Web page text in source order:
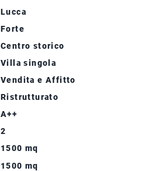
Lucca
Forte
Centro storico
Villa singola
Vendita e Affitto
Ristrutturato
A++
2
1500 mq
1500 mq